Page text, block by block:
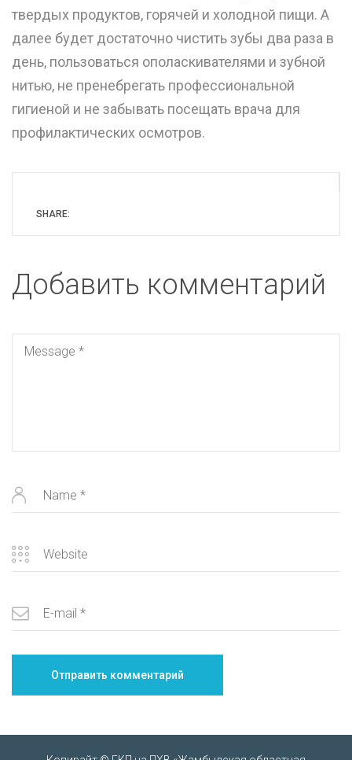
твердых продуктов, горячей и холодной пищи. А
далее будет достаточно чистить зубы два раза в
день, пользоваться ополаскивателями и зубной
нитью, не пренебрегать профессиональной
гигиеной и не забывать посещать врача для
профилактических осмотров.
SHARE:
Добавить комментарий